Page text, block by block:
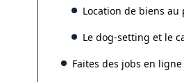
Location de biens
Le dog-setting et le
Faites des jobs en ligne